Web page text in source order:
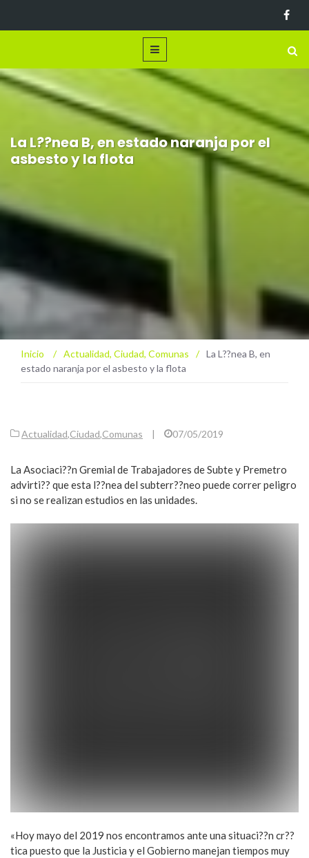
La L??nea B, en estado naranja por el
asbesto y la flota
Inicio / Actualidad, Ciudad, Comunas / La L??nea B, en
estado naranja por el asbesto y la flota
Actualidad,Ciudad,Comunas | 07/05/2019
La Asociaci??n Gremial de Trabajadores de Subte y Premetro
advirti?? que esta l??nea del subterr??neo puede correr peligro
si no se realizan estudios en las unidades.
«Hoy mayo del 2019 nos encontramos ante una situaci??n cr??
tica puesto que la Justicia y el Gobierno manejan tiempos muy